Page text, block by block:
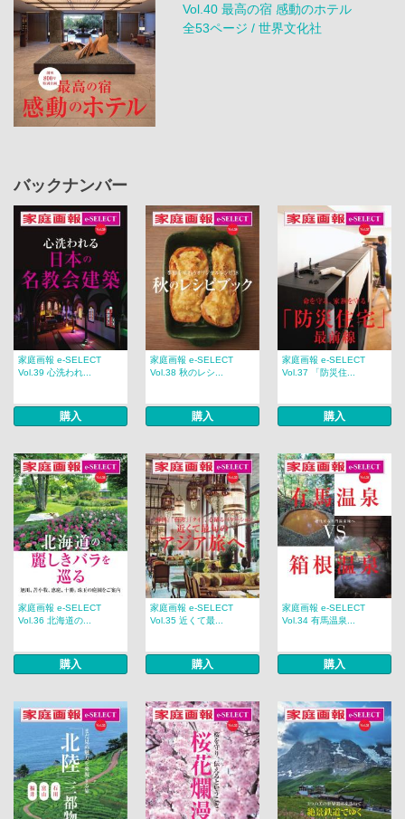
Vol.40 最高の宿 感動のホテル
全53ページ / 世界文化社
バックナンバー
家庭画報 e-SELECT
Vol.39 心洗われ...
購入
家庭画報 e-SELECT
Vol.38 秋のレシ...
購入
家庭画報 e-SELECT
Vol.37 「防災住...
購入
家庭画報 e-SELECT
Vol.36 北海道の...
購入
家庭画報 e-SELECT
Vol.35 近くて最...
購入
家庭画報 e-SELECT
Vol.34 有馬温泉...
購入